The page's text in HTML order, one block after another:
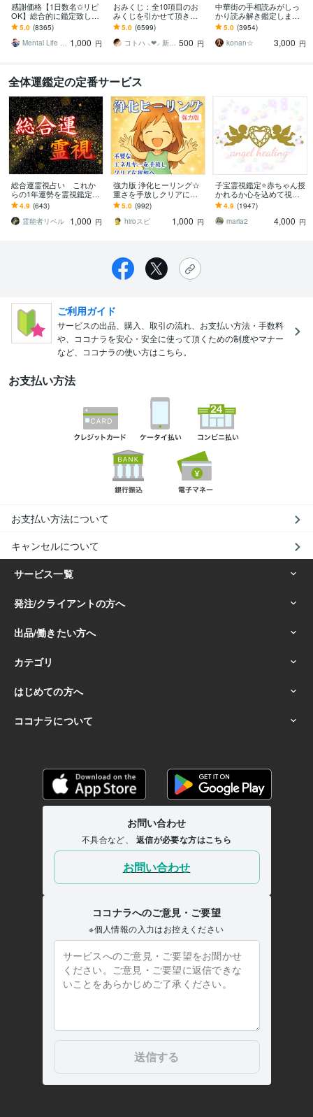
感謝価格【1日数名✩リピ
OK】総合的に鑑定致しま
す ✞後悔させません【未
来を良くする✩人生のヒン
ト】アドバイス付
5.0 (8365)
Mental Life Design 1,000 円
おみくじ：全10項目のお
みくじを引かせて頂きま
す ㊙あなた様がこの先ど
う進むかの道しるべにな
さってください！
5.0 (6599)
コトハ ⸜❤︎⸝ 新サービス提供開始✨️ 500 円
中華街の手相読みがしっ
かり読み解き鑑定します
☆今後10年ほどの流れか
ら、良い時期、悪い時期
もお伝えします
5.0 (3954)
konan☆
3,000 円
全体運鑑定の定番サービス
総合運霊視占い これか
らの1年運勢を霊視鑑定し
ます 鑑定歴20年。プロの
占いで今後1年をメッセー
ジとして届けます
4.9 (643)
霊能者リベル
1,000 円
強力版 浄化ヒーリング☆
重さを手放しクリアにし
ます 心が辛い人、体が重
い人、回復を求める人の
特別遠隔ヒーリング
5.0 (992)
hiroスピ
1,000 円
子宝霊視鑑定⭐️赤ちゃん授
かれるか心を込めて視ま
す 不安や心配に寄り添い
必要なアドバイスから望
む未来に導きます⭐
4.9 (1947)
maria2
4,000 円
ご利用ガイド
サービスの出品、購入、取引の流れ、お支払い方法・手数料
や、ココナラを安心・安全に使って頂くための制度やマナー
など、ココナラの使い方はこちら。
お支払い方法
お支払い方法について
キャンセルについて